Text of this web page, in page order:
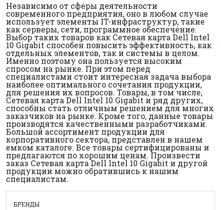
Независимо от сферы деятельности
современного предприятия, оно в любом случае
использует элементы IT-инфраструктур, такие
как серверы, сети, программное обеспечение.
Выбор таких товаров как Сетевая карта Dell Intel
10 Gigabit способен повысить эффективность, как
отдельных элементов, так и системы в целом.
Именно поэтому она пользуется высоким
спросом на рынке. При этом перед
специалистами стоит интересная задача выбора
наиболее оптимального сочетания продукции,
для решения их вопросов. Товары, в том числе,
Сетевая карта Dell Intel 10 Gigabit и ряд других,
способны стать отличным решением для многих
заказчиков на рынке. Кроме того, данные товары
производятся качественными разработчиками.
Большой ассортимент продукции для
корпоративного сектора, представлен в нашем
емком каталоге. Все товары сертифицированы и
предлагаются по хорошим ценам. Произвести
заказ Сетевая карта Dell Intel 10 Gigabit и другой
продукции можно обратившись к нашим
специалистам.
БРЕНДЫ